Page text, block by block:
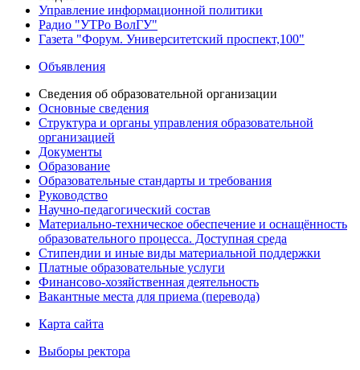
Управление информационной политики
Радио "УТРо ВолГУ"
Газета "Форум. Университетский проспект,100"
Объявления
Сведения об образовательной организации
Основные сведения
Структура и органы управления образовательной
организацией
Документы
Образование
Образовательные стандарты и требования
Руководство
Научно-педагогический состав
Материально-техническое обеспечение и оснащённость
образовательного процесса. Доступная среда
Стипендии и иные виды материальной поддержки
Платные образовательные услуги
Финансово-хозяйственная деятельность
Вакантные места для приема (перевода)
Карта сайта
Выборы ректора